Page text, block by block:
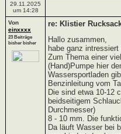
29.11.2025
um 14:28
Von
einxxxx
23 Beiträge
bisher bisher
re: Klistier
Hallo zusammen,
habe ganz
Zum Thema einer
(Hand)Pumpe hier
Wassersportladen
Benzinleitung vom
Die sind etwa 10-12
beidseitigem
Durchmesser)
8 - 10 mm. Die
Da läuft Wasser bei